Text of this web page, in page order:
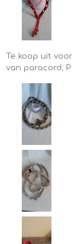
Te koop uit
van paracord,